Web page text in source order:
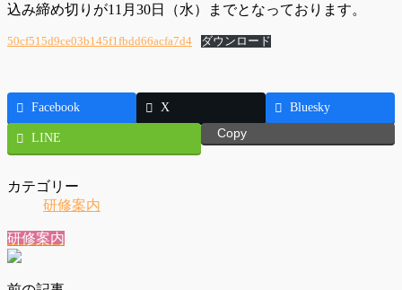
込み締め切りが11月30日（水）までとなっております。
50cf515d9ce03b145f1fbdd66acfa7d4 ダウンロード
Facebook X Bluesky
LINE Copy
カテゴリー
研修案内
研修案内